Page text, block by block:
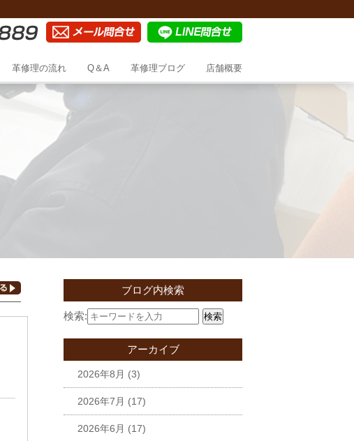
革修理の流れ Q＆A 革修理ブログ 店舗概要
ブログ内検索
検索: 検索
アーカイブ
2026年8月 (3)
2026年7月 (17)
2026年6月 (17)